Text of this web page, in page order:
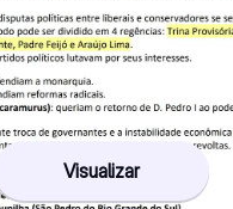
Visualizar